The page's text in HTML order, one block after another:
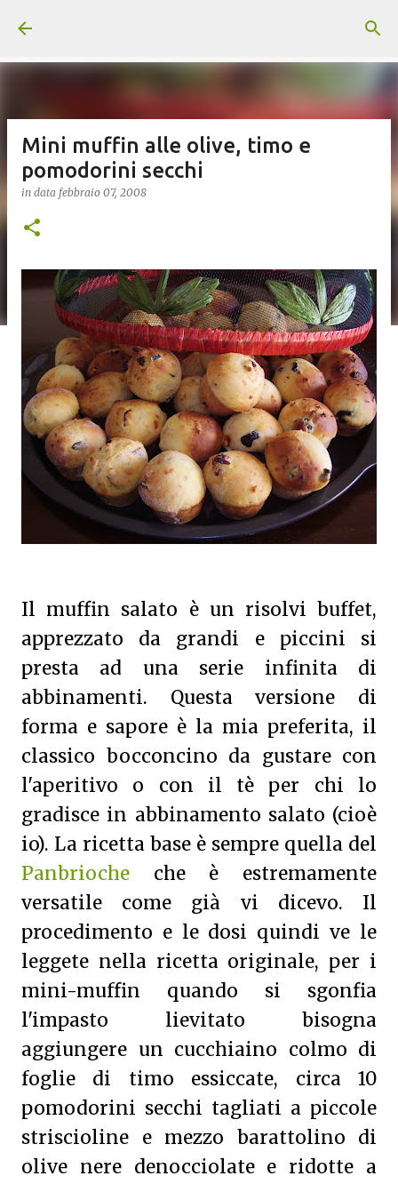
Mini muffin alle olive, timo e
pomodorini secchi
in data febbraio 07, 2008
Il muffin salato è un risolvi buffet,
apprezzato da grandi e piccini si
presta ad una serie infinita di
abbinamenti. Questa versione di
forma e sapore è la mia preferita, il
classico bocconcino da gustare con
l'aperitivo o con il tè per chi lo
gradisce in abbinamento salato (cioè
io). La ricetta base è sempre quella del
Panbrioche che è estremamente
versatile come già vi dicevo. Il
procedimento e le dosi quindi ve le
leggete nella ricetta originale, per i
mini-muffin quando si sgonfia
l'impasto lievitato bisogna
aggiungere un cucchiaino colmo di
foglie di timo essiccate, circa 10
pomodorini secchi tagliati a piccole
striscioline e mezzo barattolino di
olive nere denocciolate e ridotte a